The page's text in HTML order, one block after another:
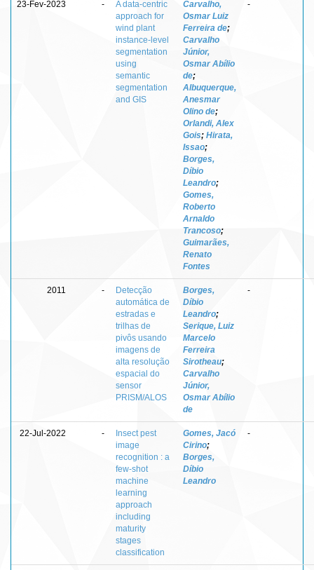
23-Fev-2023 -
A data-centric
approach for
wind plant
instance-level
segmentation
using
semantic
segmentation
and GIS
Carvalho,
Osmar Luiz
Ferreira de;
Carvalho
Júnior,
Osmar Abílio
de;
Albuquerque,
Anesmar
Olino de;
Orlandi, Alex
Gois; Hirata,
Issao;
Borges,
Díbio
Leandro;
Gomes,
Roberto
Arnaldo
Trancoso;
Guimarães,
Renato
Fontes
-
2011 -
Detecção
automática de
estradas e
trilhas de
pivôs usando
imagens de
alta resolução
espacial do
sensor
PRISM/ALOS
Borges,
Díbio
Leandro;
Serique, Luiz
Marcelo
Ferreira
Sirotheau;
Carvalho
Júnior,
Osmar Abílio
de
-
22-Jul-2022 -
Insect pest
image
recognition : a
few-shot
machine
learning
approach
including
maturity
stages
classification
Gomes, Jacó
Cirino;
Borges,
Díbio
Leandro
-